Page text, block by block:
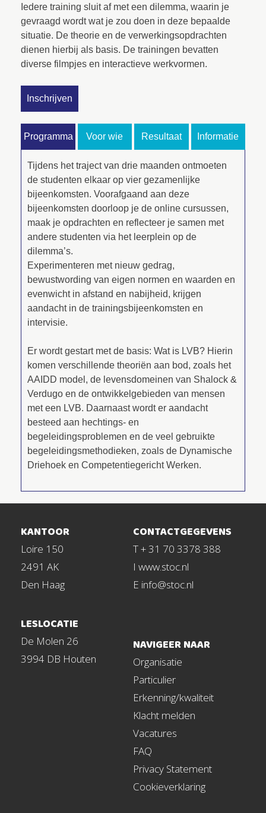
Iedere training sluit af met een dilemma, waarin je
gevraagd wordt wat je zou doen in deze bepaalde
situatie. De theorie en de verwerkingsopdrachten
dienen hierbij als basis. De trainingen bevatten
diverse filmpjes en interactieve werkvormen.
Inschrijven
Programma Voor wie Resultaat Informatie
Tijdens het traject van drie maanden ontmoeten
de studenten elkaar op vier gezamenlijke
bijeenkomsten. Voorafgaand aan deze
bijeenkomsten doorloop je de online cursussen,
maak je opdrachten en reflecteer je samen met
andere studenten via het leerplein op de
dilemma’s.
Experimenteren met nieuw gedrag,
bewustwording van eigen normen en waarden en
evenwicht in afstand en nabijheid, krijgen
aandacht in de trainingsbijeenkomsten en
intervisie.
Er wordt gestart met de basis: Wat is LVB? Hierin
komen verschillende theoriën aan bod, zoals het
AAIDD model, de levensdomeinen van Shalock &
Verdugo en de ontwikkelgebieden van mensen
met een LVB. Daarnaast wordt er aandacht
besteed aan hechtings- en
begeleidingsproblemen en de veel gebruikte
begeleidingsmethodieken, zoals de Dynamische
Driehoek en Competentiegericht Werken.
KANTOOR
Loire 150
2491 AK
Den Haag
LESLOCATIE
De Molen 26
3994 DB Houten
CONTACTGEGEVENS
T + 31 70 3378 388
I www.stoc.nl
E info@stoc.nl
NAVIGEER NAAR
Organisatie
Particulier
Erkenning/kwaliteit
Klacht melden
Vacatures
FAQ
Privacy Statement
Cookieverklaring